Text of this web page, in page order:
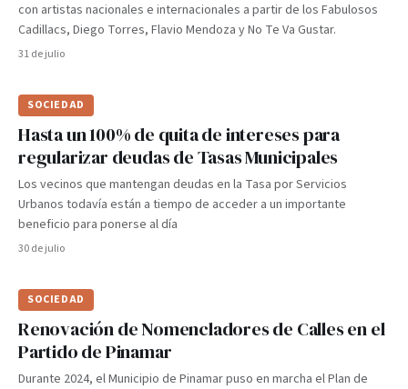
con artistas nacionales e internacionales a partir de los Fabulosos
Cadillacs, Diego Torres, Flavio Mendoza y No Te Va Gustar.
31 de julio
SOCIEDAD
Hasta un 100% de quita de intereses para
regularizar deudas de Tasas Municipales
Los vecinos que mantengan deudas en la Tasa por Servicios
Urbanos todavía están a tiempo de acceder a un importante
beneficio para ponerse al día
30 de julio
SOCIEDAD
Renovación de Nomencladores de Calles en el
Partido de Pinamar
Durante 2024, el Municipio de Pinamar puso en marcha el Plan de